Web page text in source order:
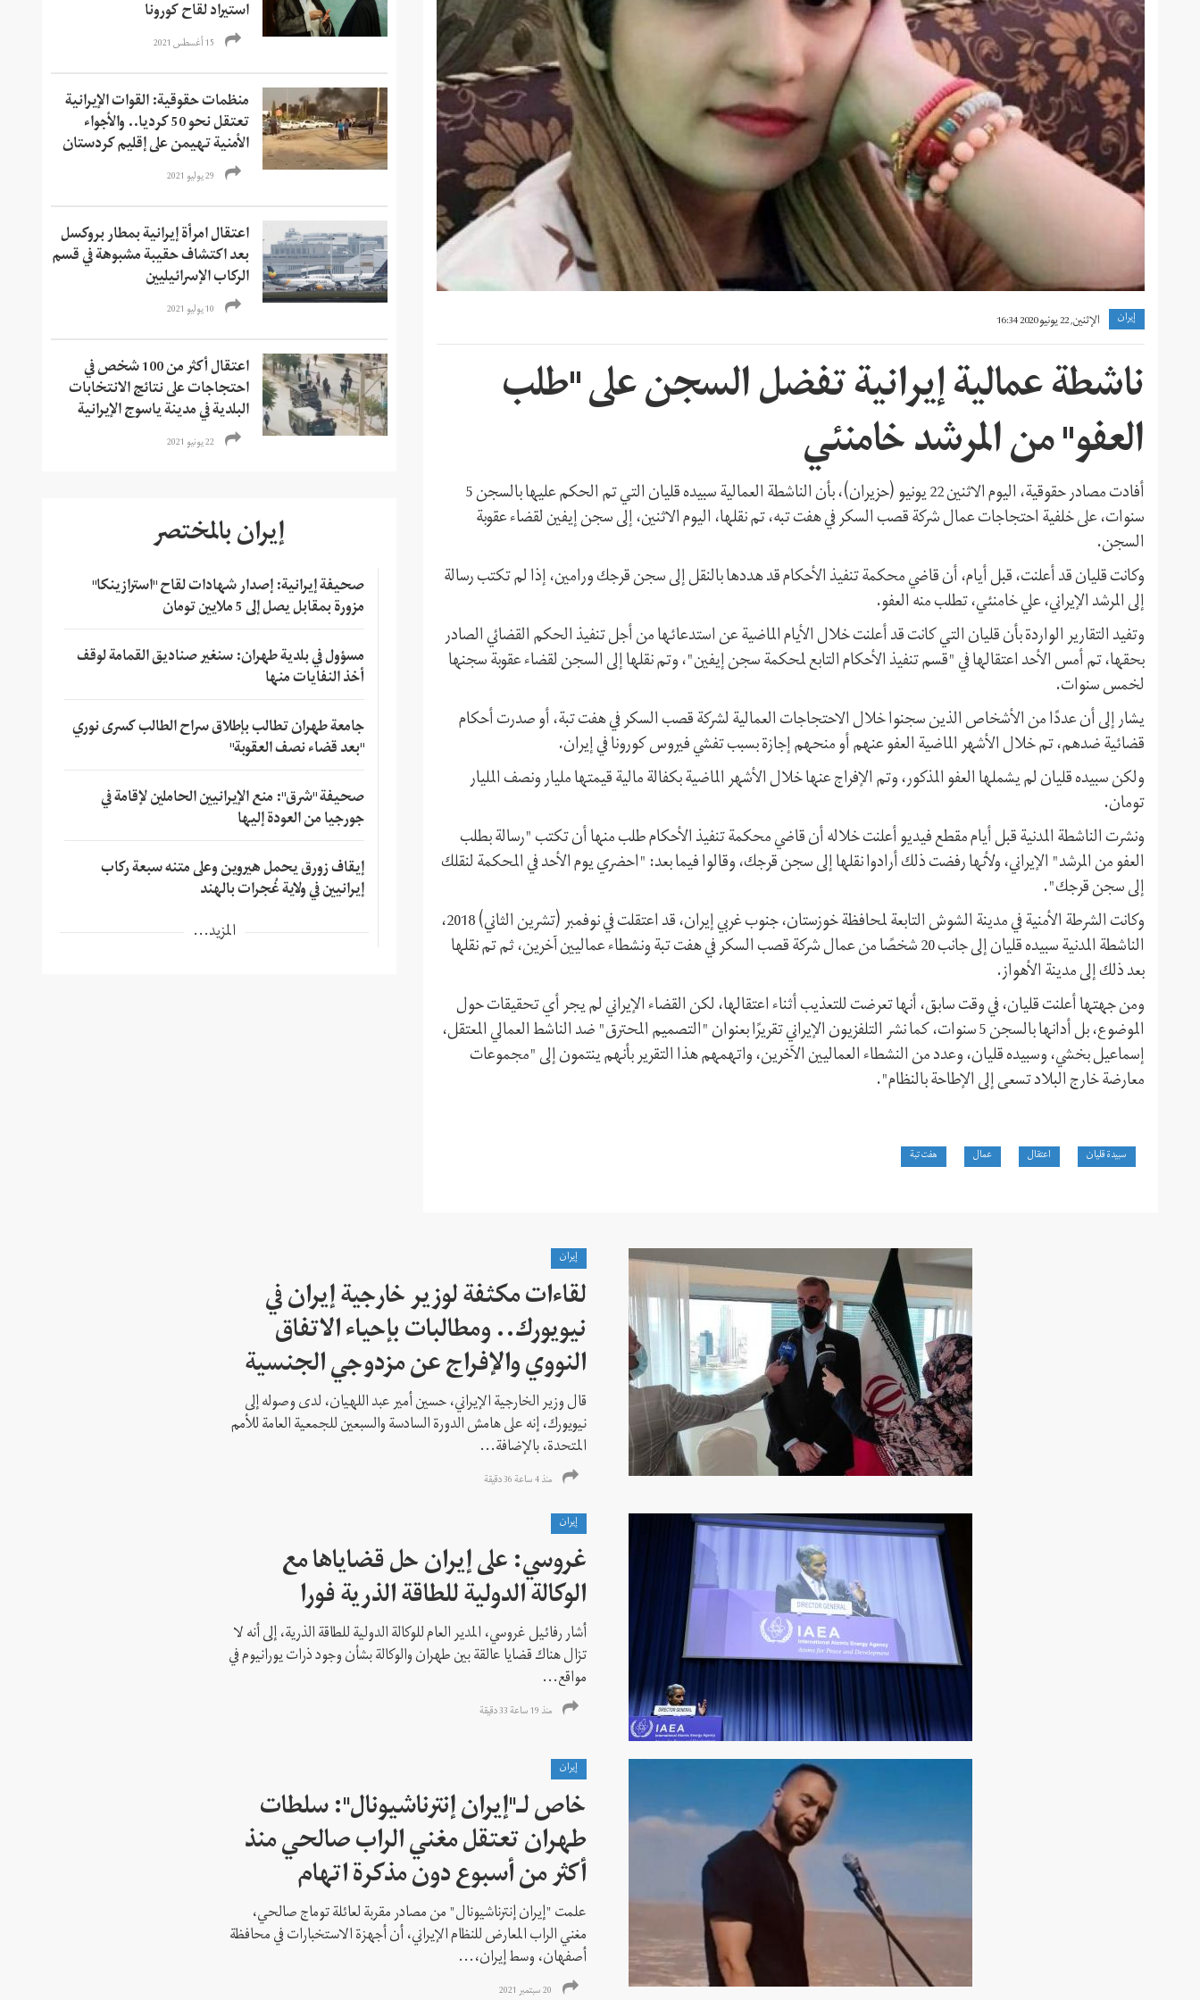
إيران الإثنين, 22 يونيو 2020 16:34
ناشطة عمالية إيرانية تفضل السجن على "طلب
العفو" من المرشد خامنئي
أفادت مصادر حقوقية، اليوم الاثنين 22 يونيو (حزيران)، بأن الناشطة العمالية سبيده قليان التي تم الحكم عليها بالسجن 5
سنوات، على خلفية احتجاجات عمال شركة قصب السكر في هفت تبه، تم نقلها، اليوم الاثنين، إلى سجن إيفين لقضاء عقوبة
السجن.
وكانت قليان قد أعلنت، قبل أيام، أن قاضي محكمة تنفيذ الأحكام قد هددها بالنقل إلى سجن قرجك ورامين، إذا لم تكتب رسالة
إلى المرشد الإيراني، علي خامنئي، تطلب منه العفو.
وتفيد التقارير الواردة بأن قليان التي كانت قد أعلنت خلال الأيام الماضية عن استدعائها من أجل تنفيذ الحكم القضائي الصادر
بحقها، تم أمس الأحد اعتقالها في "قسم تنفيذ الأحكام التابع لمحكمة سجن إيفين"، وتم نقلها إلى السجن لقضاء عقوبة سجنها
لخمس سنوات.
يشار إلى أن عددًا من الأشخاص الذين سجنوا خلال الاحتجاجات العمالية لشركة قصب السكر في هفت تبة، أو صدرت أحكام
قضائية ضدهم، تم خلال الأشهر الماضية العفو عنهم أو منحهم إجازة بسبب تفشي فيروس كورونا في إيران.
ولكن سبيده قليان لم يشملها العفو المذكور، وتم الإفراج عنها خلال الأشهر الماضية بكفالة مالية قيمتها مليار ونصف المليار
تومان.
ونشرت الناشطة المدنية قبل أيام مقطع فيديو أعلنت خلاله أن قاضي محكمة تنفيذ الأحكام طلب منها أن تكتب "رسالة بطلب
العفو من المرشد" الإيراني، ولأنها رفضت ذلك أرادوا نقلها إلى سجن قرجك، وقالوا فيما بعد: "احضري يوم الأحد في المحكمة لنقلك
إلى سجن قرجك".
وكانت الشرطة الأمنية في مدينة الشوش التابعة لمحافظة خوزستان، جنوب غربي إيران، قد اعتقلت في نوفمبر (تشرين الثاني) 2018،
الناشطة المدنية سبيده قليان إلى جانب 20 شخصًا من عمال شركة قصب السكر في هفت تبة ونشطاء عماليين آخرين، ثم تم نقلها
بعد ذلك إلى مدينة الأهواز.
ومن جهتها أعلنت قليان، في وقت سابق، أنها تعرضت للتعذيب أثناء اعتقالها، لكن القضاء الإيراني لم يجر أي تحقيقات حول
الموضوع، بل أدانها بالسجن 5 سنوات، كما نشر التلفزيون الإيراني تقريرًا بعنوان "التصميم المحترق" ضد الناشط العمالي المعتقل،
إسماعيل بخشي، وسبيده قليان، وعدد من النشطاء العماليين الآخرين، واتهمهم هذا التقرير بأنهم ينتمون إلى "مجموعات
معارضة خارج البلاد تسعى إلى الإطاحة بالنظام".
سبيدة قليان اعتقال عمال هفت تبة
استيراد لقاح كورونا
15 أغسطس 2021
منظمات حقوقية: القوات الإيرانية
تعتقل نحو 50 كرديا.. والأجواء
الأمنية تهيمن على إقليم كردستان
29 يوليو 2021
اعتقال امرأة إيرانية بمطار بروكسل
بعد اكتشاف حقيبة مشبوهة في قسم
الركاب الإسرائيليين
10 يوليو 2021
اعتقال أكثر من 100 شخص في
احتجاجات على نتائج الانتخابات
البلدية في مدينة ياسوج الإيرانية
22 يونيو 2021
إيران بالمختصر
صحيفة إيرانية: إصدار شهادات لقاح "استرازينكا"
مزورة بمقابل يصل إلى 5 ملايين تومان
مسؤول في بلدية طهران: سنغير صناديق القمامة لوقف
أخذ النفايات منها
جامعة طهران تطالب بإطلاق سراح الطالب كسرى نوري
"بعد قضاء نصف العقوبة"
صحيفة "شرق": منع الإيرانيين الحاملين لإقامة في
جورجيا من العودة إليها
إيقاف زورق يحمل هيروين وعلى متنه سبعة ركاب
إيرانيين في ولاية غُجرات بالهند
المزيد...
إيران
لقاءات مكثفة لوزير خارجية إيران في
نيويورك.. ومطالبات بإحياء الاتفاق
النووي والإفراج عن مزدوجي الجنسية
قال وزير الخارجية الإيراني، حسين أمير عبد اللهيان، لدى وصوله إلى
نيويورك، إنه على هامش الدورة السادسة والسبعين للجمعية العامة للأمم
المتحدة، بالإضافة...
منذ 4 ساعة 36 دقیقة
إيران
غروسي: على إيران حل قضاياها مع
الوكالة الدولية للطاقة الذرية فورا
أشار رفائيل غروسي، المدير العام للوكالة الدولية للطاقة الذرية، إلى أنه لا
تزال هناك قضايا عالقة بين طهران والوكالة بشأن وجود ذرات يورانيوم في
مواقع...
منذ 19 ساعة 33 دقیقة
إيران
خاص لـ"إيران إنترناشيونال": سلطات
طهران تعتقل مغني الراب صالحي منذ
أكثر من أسبوع دون مذكرة اتهام
علمت "إيران إنترناشيونال" من مصادر مقربة لعائلة توماج صالحي،
مغني الراب المعارض للنظام الإيراني، أن أجهزة الاستخبارات في محافظة
أصفهان، وسط إيران،...
20 سبتمبر 2021